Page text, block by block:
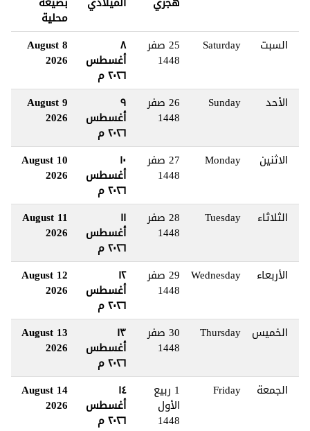
محلية
السبت
Saturday 25 صفر
1448
٨
أغسطس
٢٠٢٦ م
8 August
2026
الأحد Sunday 26 صفر
1448
٩
أغسطس
٢٠٢٦ م
9 August
2026
الاثنين Monday 27 صفر
1448
١٠
أغسطس
٢٠٢٦ م
10 August
2026
الثلاثاء Tuesday 28 صفر
1448
١١
أغسطس
٢٠٢٦ م
11 August
2026
الأربعاء Wednesday 29 صفر
1448
١٢
أغسطس
٢٠٢٦ م
12 August
2026
الخميس Thursday 30 صفر
1448
١٣
أغسطس
٢٠٢٦ م
13 August
2026
الجمعة Friday 1 ربيع
الأول
1448
١٤
أغسطس
٢٠٢٦ م
14 August
2026